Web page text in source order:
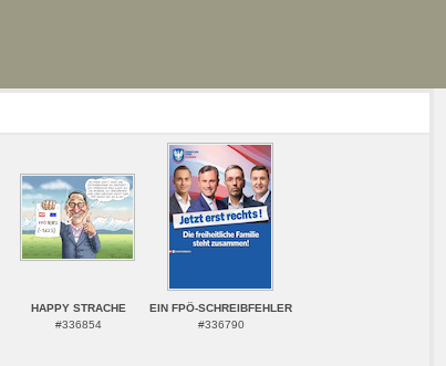
HAPPY STRACHE
#336854
EIN FPÖ-SCHREIBFEHLER
#336790